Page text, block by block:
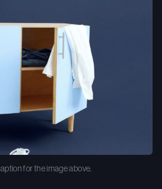
for the image above.